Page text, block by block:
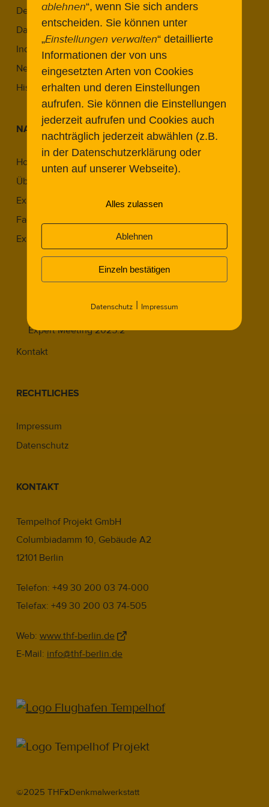
Denkmal & Reparaturgesellschaft
Das THF-Denkmalkonzept
Industriekultur in Berlin
Neue Wege im Denkmal
Historic Airports Revisited
NAVIGATION
Home
Über Uns
Expert:innen
Fachbeiträge
Expert Meetings
Expert Meeting 2022.1
Expert Meeting 2023.1
Expert Meeting 2024.1
Expert Meeting 2025.2
Kontakt
RECHTLICHES
Impressum
Datenschutz
KONTAKT
Tempelhof Projekt GmbH
Columbiadamm 10, Gebäude A2
12101 Berlin
Telefon: +49 30 200 03 74-000
Telefax: +49 30 200 03 74-505
Web: www.thf-berlin.de
E-Mail: info@thf-berlin.de
©2025 THFxDenkmalwerkstatt
ablehnen“, wenn Sie sich anders
entscheiden. Sie können unter
„Einstellungen verwalten“ detaillierte
Informationen der von uns
eingesetzten Arten von Cookies
erhalten und deren Einstellungen
aufrufen. Sie können die Einstellungen
jederzeit aufrufen und Cookies auch
nachträglich jederzeit abwählen (z.B.
in der Datenschutzerklärung oder
unten auf unserer Webseite).
Alles zulassen
Ablehnen
Einzeln bestätigen
Datenschutz| Impressum